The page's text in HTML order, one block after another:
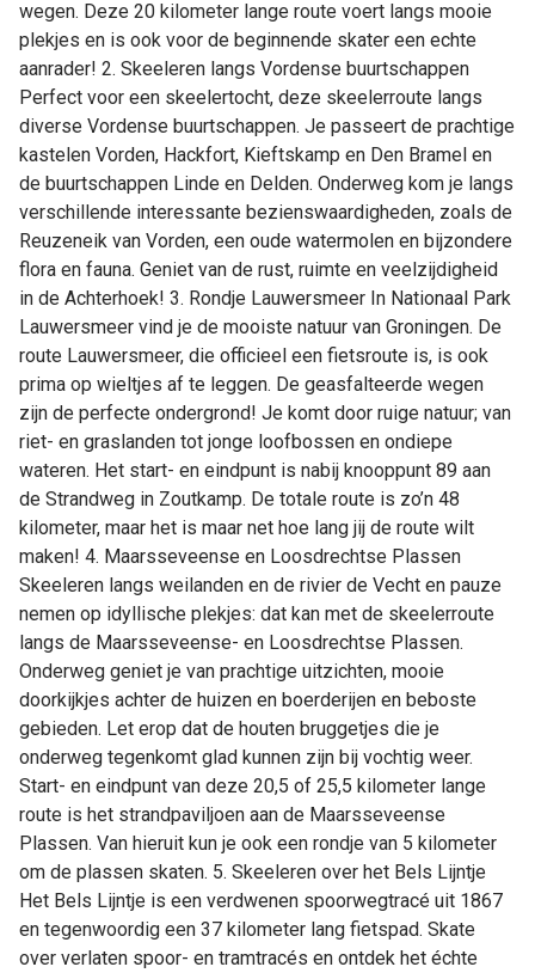
wegen. Deze 20 kilometer lange route voert langs mooie
plekjes en is ook voor de beginnende skater een echte
aanrader! 2. Skeeleren langs Vordense buurtschappen
Perfect voor een skeelertocht, deze skeelerroute langs
diverse Vordense buurtschappen. Je passeert de prachtige
kastelen Vorden, Hackfort, Kieftskamp en Den Bramel en
de buurtschappen Linde en Delden. Onderweg kom je langs
verschillende interessante bezienswaardigheden, zoals de
Reuzeneik van Vorden, een oude watermolen en bijzondere
flora en fauna. Geniet van de rust, ruimte en veelzijdigheid
in de Achterhoek! 3. Rondje Lauwersmeer In Nationaal Park
Lauwersmeer vind je de mooiste natuur van Groningen. De
route Lauwersmeer, die officieel een fietsroute is, is ook
prima op wieltjes af te leggen. De geasfalteerde wegen
zijn de perfecte ondergrond! Je komt door ruige natuur; van
riet- en graslanden tot jonge loofbossen en ondiepe
wateren. Het start- en eindpunt is nabij knooppunt 89 aan
de Strandweg in Zoutkamp. De totale route is zo’n 48
kilometer, maar het is maar net hoe lang jij de route wilt
maken! 4. Maarsseveense en Loosdrechtse Plassen
Skeeleren langs weilanden en de rivier de Vecht en pauze
nemen op idyllische plekjes: dat kan met de skeelerroute
langs de Maarsseveense- en Loosdrechtse Plassen.
Onderweg geniet je van prachtige uitzichten, mooie
doorkijkjes achter de huizen en boerderijen en beboste
gebieden. Let erop dat de houten bruggetjes die je
onderweg tegenkomt glad kunnen zijn bij vochtig weer.
Start- en eindpunt van deze 20,5 of 25,5 kilometer lange
route is het strandpaviljoen aan de Maarsseveense
Plassen. Van hieruit kun je ook een rondje van 5 kilometer
om de plassen skaten. 5. Skeeleren over het Bels Lijntje
Het Bels Lijntje is een verdwenen spoorwegtracé uit 1867
en tegenwoordig een 37 kilometer lang fietspad. Skate
over verlaten spoor- en tramtracés en ontdek het échte